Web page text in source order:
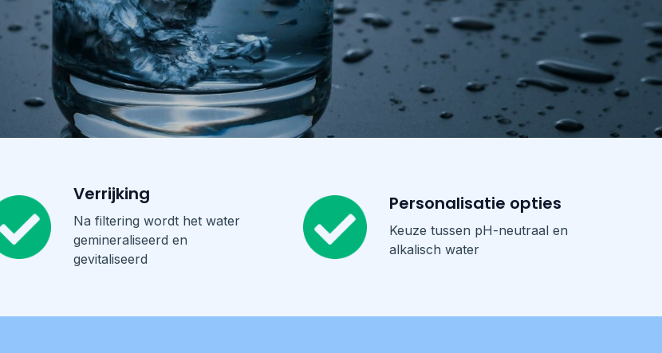
Verrijking
Na filtering wordt het water
gemineraliseerd en
gevitaliseerd
Personalisatie opties
Keuze tussen pH-neutraal en
alkalisch water